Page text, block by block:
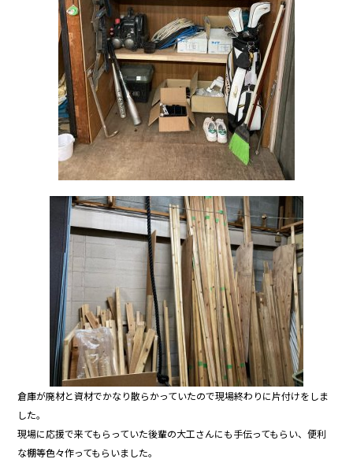
倉庫が廃材と資材でかなり散らかっていたので現場終わりに片付けをしま
した。
現場に応援で来てもらっていた後輩の大工さんにも手伝ってもらい、便利
な棚等色々作ってもらいました。